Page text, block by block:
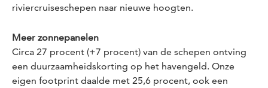
riviercruiseschepen naar nieuwe hoogten.
Meer zonnepanelen
Circa 27 procent (+7 procent) van de schepen ontving
een duurzaamheidskorting op het havengeld. Onze
eigen footprint daalde met 25,6 procent, ook een